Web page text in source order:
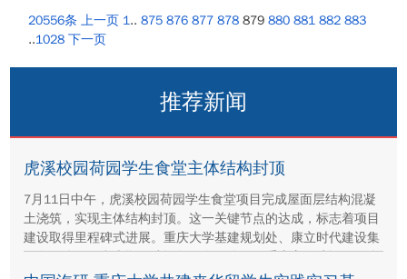
20556条 上一页 1..875 876 877 878 879 880 881 882 883
..1028 下一页
推荐新闻
虎溪校园荷园学生食堂主体结构封顶
7月11日中午，虎溪校园荷园学生食堂项目完成屋面层结构混凝
土浇筑，实现主体结构封顶。这一关键节点的达成，标志着项目
建设取得里程碑式进展。重庆大学基建规划处、康立时代建设集
团有限公司、湖南顺天建设集团有限公司、重庆方郡建设工程咨
询有限公司等参建单位代表现场参与封顶仪式。